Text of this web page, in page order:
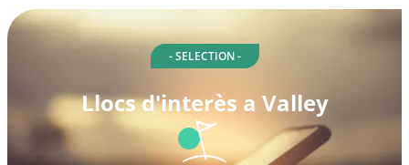
- SELECTION -
Llocs d'interès a Valley